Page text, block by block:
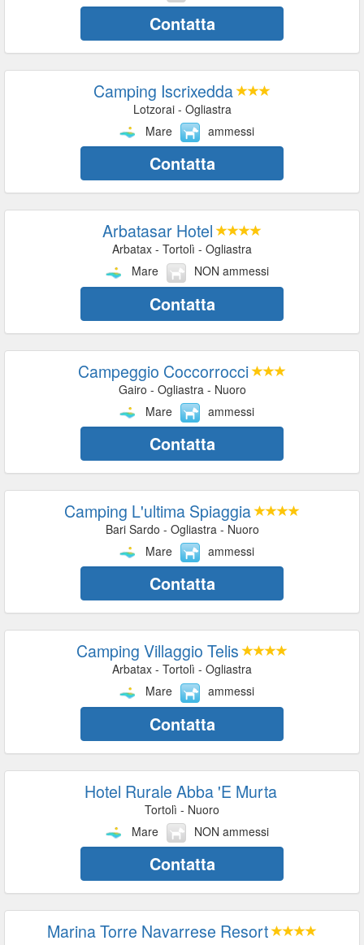
Contatta
Camping Iscrixedda
Lotzorai - Ogliastra
Mare
ammessi
Contatta
Arbatasar Hotel
Arbatax - Tortolì - Ogliastra
Mare
NON ammessi
Contatta
Campeggio Coccorrocci
Gairo - Ogliastra - Nuoro
Mare
ammessi
Contatta
Camping L'ultima Spiaggia
Bari Sardo - Ogliastra - Nuoro
Mare
ammessi
Contatta
Camping Villaggio Telis
Arbatax - Tortolì - Ogliastra
Mare
ammessi
Contatta
Hotel Rurale Abba 'E Murta
Tortolì - Nuoro
Mare
NON ammessi
Contatta
Marina Torre Navarrese Resort